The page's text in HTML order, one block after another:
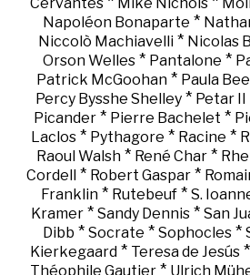
Cervantes
Mike Nichols
Napoléon Bonaparte *
Niccolò Machiavelli * Nicolas
Orson Welles* Pantalone *
Patrick McGoohan * Paula
Percy Bysshe Shelley * Petar
Picander * Pierre Bachelet *
Laclos* Pythagore * Racine *
Raoul Walsh* René Char*
Cordell * Robert Gaspar*
Franklin* Rutebeuf* S.
Kramer * Sandy Dennis * San
Dibb * Socrate * Sophocles *
Kierkegaard* Teresa de Jesús*
Théophile Gautier * Ulrich